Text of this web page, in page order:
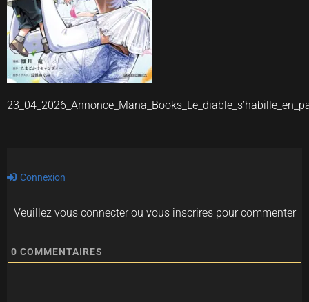
Connexion
Veuillez vous connecter ou vous inscrires pour commenter
0 COMMENTAIRES